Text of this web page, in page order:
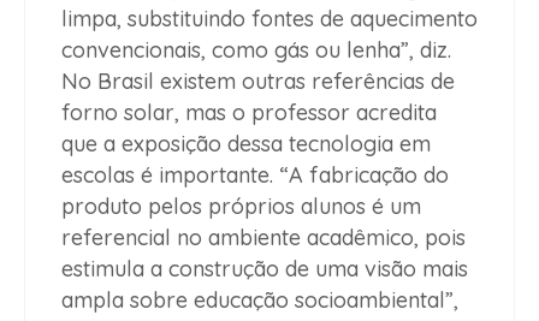
limpa, substituindo fontes de aquecimento
convencionais, como gás ou lenha”, diz.
No Brasil existem outras referências de
forno solar, mas o professor acredita
que a exposição dessa tecnologia em
escolas é importante. “A fabricação do
produto pelos próprios alunos é um
referencial no ambiente acadêmico, pois
estimula a construção de uma visão mais
ampla sobre educação socioambiental”,